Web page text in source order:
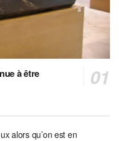
à être
alors qu’on est en